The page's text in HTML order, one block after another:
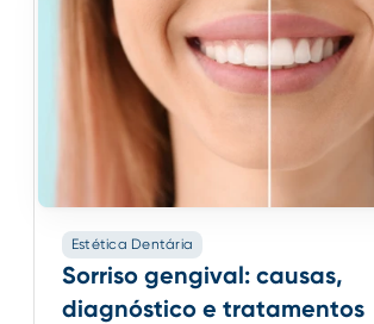
Estética Dentária
Sorriso gengival: causas,
diagnóstico e tratamentos
Estética Dentária
Sorriso gengival: causas,
diagnóstico e tratamentos